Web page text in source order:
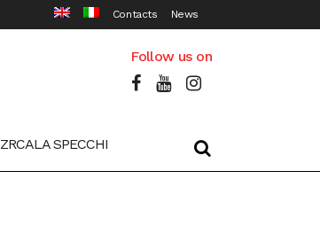
Contacts News
Follow us on
ZRCALA SPECCHI